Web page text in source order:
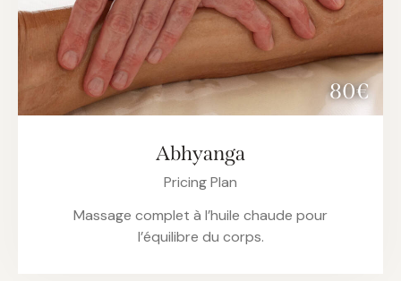
80€
Abhyanga
Pricing Plan
Massage complet à l’huile chaude pour
l’équilibre du corps.